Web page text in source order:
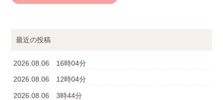
最近の投稿
2026.08.06 16時04分
2026.08.06 12時04分
2026.08.06 3時44分